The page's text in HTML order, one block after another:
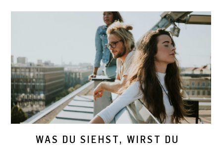
WAS DU SIEHST, WIRST DU